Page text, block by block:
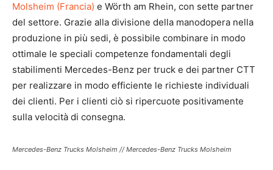
Molsheim (Francia) e Wörth am Rhein, con sette partner
del settore. Grazie alla divisione della manodopera nella
produzione in più sedi, è possibile combinare in modo
ottimale le speciali competenze fondamentali degli
stabilimenti Mercedes-Benz per truck e dei partner CTT
per realizzare in modo efficiente le richieste individuali
dei clienti. Per i clienti ciò si ripercuote positivamente
sulla velocità di consegna.
Mercedes-Benz Trucks Molsheim // Mercedes-Benz Trucks Molsheim